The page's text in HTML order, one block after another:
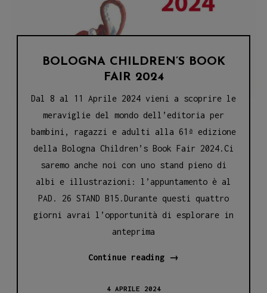
BOLOGNA CHILDREN’S BOOK
FAIR 2024
Dal 8 al 11 Aprile 2024 vieni a scoprire le
meraviglie del mondo dell’editoria per
bambini, ragazzi e adulti alla 61ª edizione
della Bologna Children’s Book Fair 2024.Ci
saremo anche noi con uno stand pieno di
albi e illustrazioni: l’appuntamento è al
PAD. 26 STAND B15.Durante questi quattro
giorni avrai l’opportunità di esplorare in
anteprima
Continue reading Bologna
→
4 APRILE 2024